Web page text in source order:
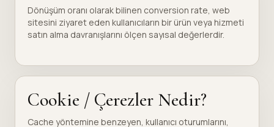
Dönüşüm oranı olarak bilinen conversion rate, web
sitesini ziyaret eden kullanıcıların bir ürün veya hizmeti
satın alma davranışlarını ölçen sayısal değerlerdir.
Cookie / Çerezler Nedir?
Cache yöntemine benzeyen, kullanıcı oturumlarını,